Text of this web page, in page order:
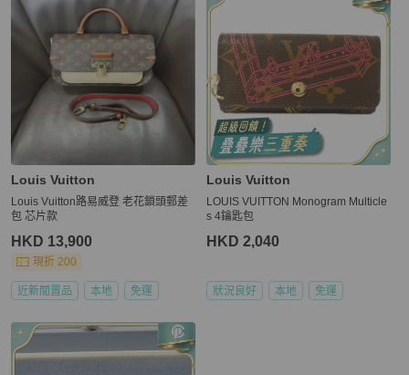
Louis Vuitton
Louis Vuitton路易威登 老花鎖頭郵差
包 芯片款
HKD 13,900
現折 200
近新閒置品 本地 免運
Louis Vuitton
LOUIS VUITTON Monogram Multicle
s 4鑰匙包
HKD 2,040
狀況良好 本地 免運